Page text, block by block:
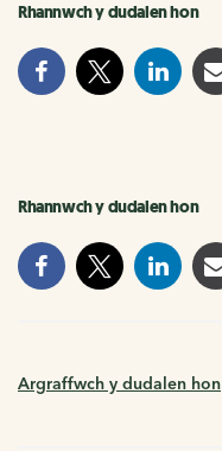
Rhannwch y dudalen hon
Rhannwch y dudalen hon
Argraffwch y dudalen hon